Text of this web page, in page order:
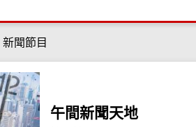
新聞節目
午間新聞天地